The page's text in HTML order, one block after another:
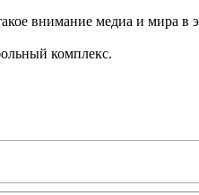
внимание медиа и мира в
комплекс.